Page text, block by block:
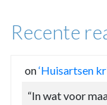
Recente
on‘Huisartsen
“In wat voor